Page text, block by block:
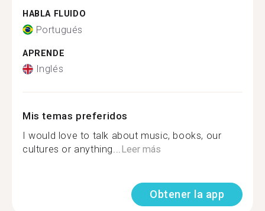
HABLA FLUIDO
Portugués
APRENDE
Inglés
Mis temas preferidos
I would love to talk about music, books, our
cultures or anything...Leer más
Obtener la app